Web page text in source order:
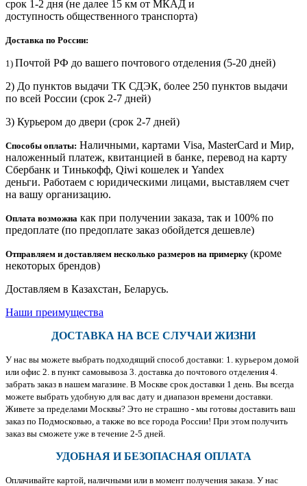
срок 1-2 дня (не далее 15 км от МКАД и
доступность общественного транспорта)
Доставка по России:
1) Почтой РФ до вашего почтового отделения (5-20 дней)
2) До пунктов выдачи ТК СДЭК, более 250 пунктов выдачи
по всей России (срок 2-7 дней)
3) Курьером до двери (срок 2-7 дней)
Способы оплаты: Наличными, картами Visa, MasterCard и Мир,
наложенный платеж, квитанцией в банке, перевод на карту
Сбербанк и Тинькофф, Qiwi кошелек и Yandex
деньги. Работаем с юридическими лицами, выставляем счет
на вашу организацию.
Оплата возможна как при получении заказа, так и 100% по
предоплате (по предоплате заказ обойдется дешевле)
Отправляем и доставляем несколько размеров на примерку (кроме
некоторых брендов)
Доставляем в Казахстан, Беларусь.
Наши преимущества
ДОСТАВКА НА ВСЕ СЛУЧАИ ЖИЗНИ
У нас вы можете выбрать подходящий способ доставки: 1. курьером домой
или офис 2. в пункт самовывоза 3. доставка до почтового отделения 4.
забрать заказ в нашем магазине. В Москве срок доставки 1 день. Вы всегда
можете выбрать удобную для вас дату и диапазон времени доставки.
Живете за пределами Москвы? Это не страшно - мы готовы доставить ваш
заказ по Подмосковью, а также во все города России! При этом получить
заказ вы сможете уже в течение 2-5 дней.
УДОБНАЯ И БЕЗОПАСНАЯ ОПЛАТА
Оплачивайте картой, наличными или в момент получения заказа. У нас